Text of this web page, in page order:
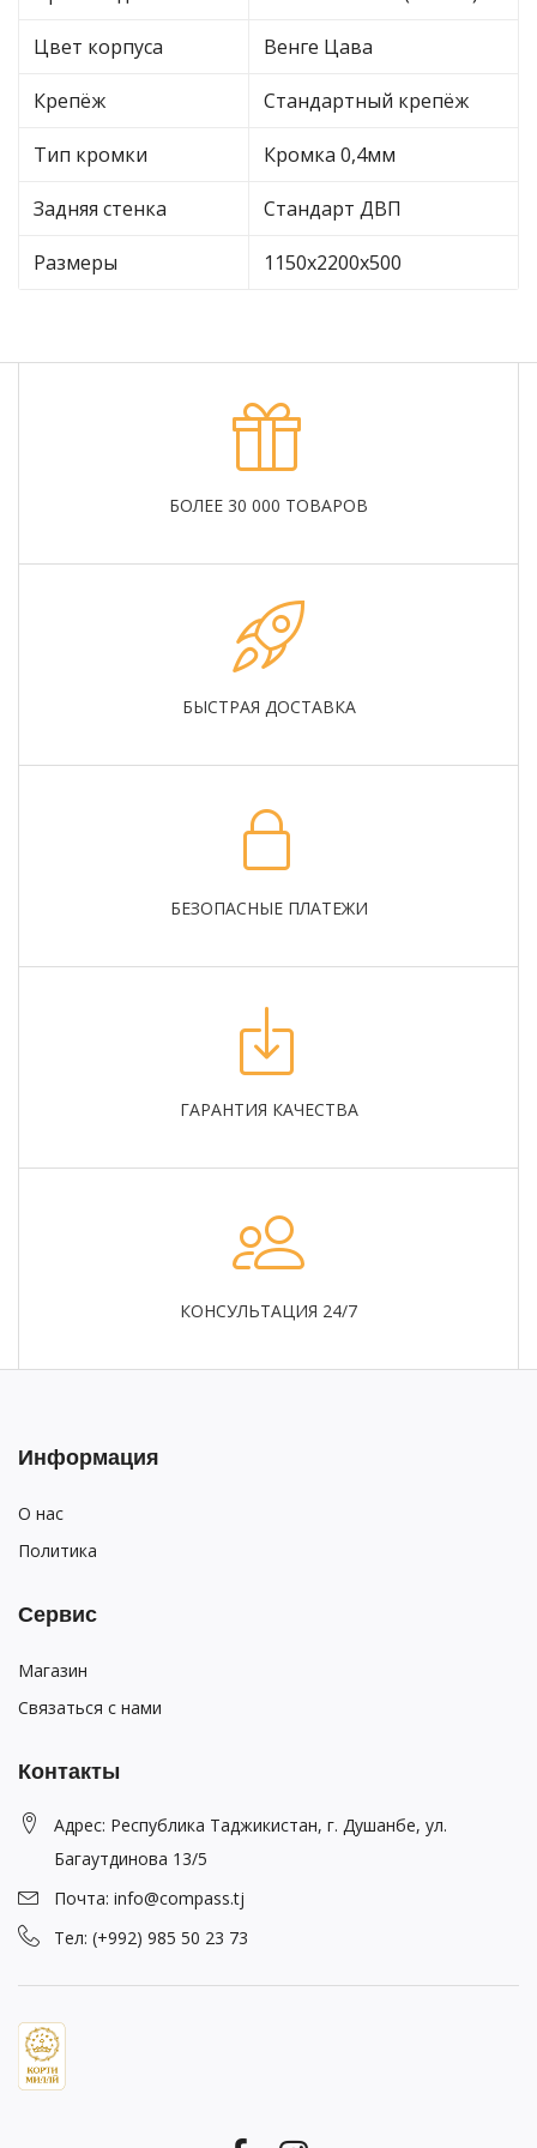
Цвет корпуса Венге Цава
Крепёж Стандартный крепёж
Тип кромки Кромка 0,4мм
Задняя стенка Стандарт ДВП
Размеры 1150х2200х500
БОЛЕЕ 30 000 ТОВАРОВ
БЫСТРАЯ ДОСТАВКА
БЕЗОПАСНЫЕ ПЛАТЕЖИ
ГАРАНТИЯ КАЧЕСТВА
КОНСУЛЬТАЦИЯ 24/7
Информация
О нас
Политика
Сервис
Магазин
Связаться с нами
Контакты
Адрес: Республика Таджикистан, г. Душанбе, ул.
Багаутдинова 13/5
Почта: info@compass.tj
Тел: (+992) 985 50 23 73